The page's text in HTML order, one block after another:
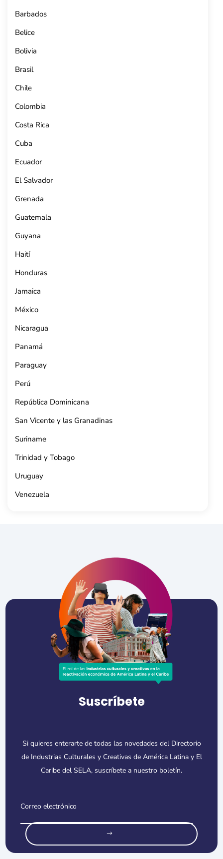
Barbados
Belice
Bolivia
Brasil
Chile
Colombia
Costa Rica
Cuba
Ecuador
El Salvador
Grenada
Guatemala
Guyana
Haití
Honduras
Jamaica
México
Nicaragua
Panamá
Paraguay
Perú
República Dominicana
San Vicente y las Granadinas
Suriname
Trinidad y Tobago
Uruguay
Venezuela
Suscríbete
Si quieres enterarte de todas las novedades del Directorio
de Industrias Culturales y Creativas de América Latina y El
Caribe del SELA, suscríbete a nuestro boletín.